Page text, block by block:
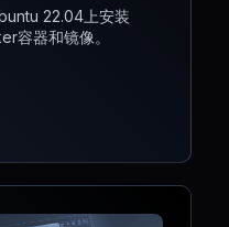
22.04上安装
容器和镜像。